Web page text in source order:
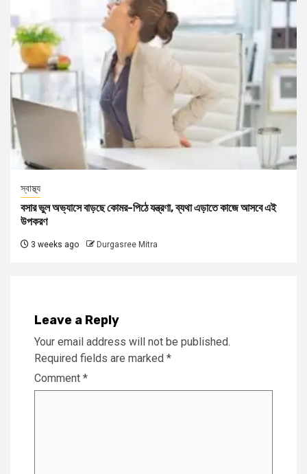
স্বাস্থ্য
বসার ভুল অভ্যাসে বাড়ছে কোমর-পিঠে যন্ত্রণা, ব্যথা এড়াতে কাজে আসবে এই
উপকরণ
3 weeks ago Durgasree Mitra
Leave a Reply
Your email address will not be published.
Required fields are marked *
Comment *